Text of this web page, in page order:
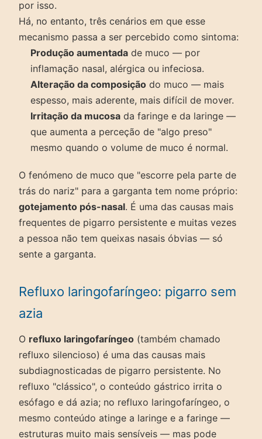
por isso.
Há, no entanto, três cenários em que esse
mecanismo passa a ser percebido como sintoma:
Produção aumentada de muco — por
inflamação nasal, alérgica ou infeciosa.
Alteração da composição do muco — mais
espesso, mais aderente, mais difícil de mover.
Irritação da mucosa da faringe e da laringe —
que aumenta a perceção de "algo preso"
mesmo quando o volume de muco é normal.
O fenómeno de muco que "escorre pela parte de
trás do nariz" para a garganta tem nome próprio:
gotejamento pós-nasal. É uma das causas mais
frequentes de pigarro persistente e muitas vezes
a pessoa não tem queixas nasais óbvias — só
sente a garganta.
Refluxo laringofaríngeo: pigarro sem
azia
O refluxo laringofaríngeo (também chamado
refluxo silencioso) é uma das causas mais
subdiagnosticadas de pigarro persistente. No
refluxo "clássico", o conteúdo gástrico irrita o
esófago e dá azia; no refluxo laringofaríngeo, o
mesmo conteúdo atinge a laringe e a faringe —
estruturas muito mais sensíveis — mas pode